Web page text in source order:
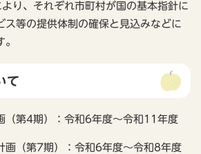
り、それぞれ市町村が国の基本指針に
ス等の提供体制の確保と見込みなどに
て
（第4期）：令和6年度～令和11年度
画（第7期）：令和6年度～令和8年度